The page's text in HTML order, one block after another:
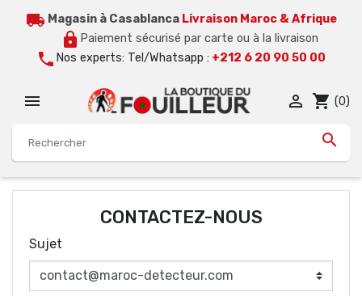
local_shipping Magasin à Casablanca Livraison Maroc & Afrique
lock Paiement sécurisé par carte ou à la livraison
call Nos experts: Tel/Whatsapp : +212 6 20 90 50 00


 shopping_cart (0)
CONTACTEZ-NOUS
Sujet